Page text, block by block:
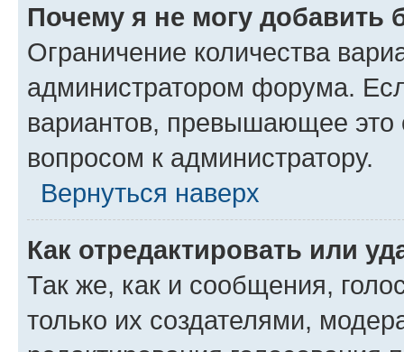
Почему я не могу добавить
Ограничение количества
администратором форума.
вариантов, превышающее это
вопросом к администратору.
Вернуться наверх
Как отредактировать или
Так же, как и сообщения,
только их создателями,